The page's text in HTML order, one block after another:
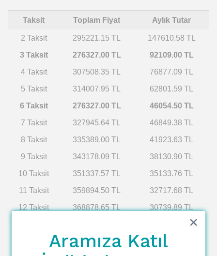
Taksit Toplam Fiyat Aylık Tutar
2 Taksit 295221.15 TL 147610.58 TL
3 Taksit 276327.00 TL 92109.00 TL
4 Taksit 307508.35 TL 76877.09 TL
5 Taksit 314007.95 TL 62801.59 TL
6 Taksit 276327.00 TL 46054.50 TL
7 Taksit 327945.64 TL 46849.38 TL
8 Taksit 335389.00 TL 41923.63 TL
9 Taksit 343178.09 TL 38130.90 TL
10 Taksit 351337.57 TL 35133.76 TL
11 Taksit 359894.50 TL 32717.68 TL
12 Taksit 368878.65 TL 30739.89 TL
Aramıza Katıl